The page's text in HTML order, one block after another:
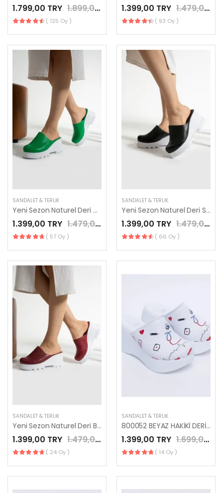
1.799,00 TRY 1.899,00 TRY
( 125 Oy )
1.399,00 TRY 1.479,00 TRY
( 93 Oy )
SANDALET & TERLIK
Yeni Sezon Naturel Deri Yeşil Renk Modern Sabo Terlik
1.399,00 TRY 1.479,00 TRY
( 57 Oy )
SANDALET & TERLIK
Yeni Sezon Naturel Deri Siyah Renk Modern Sabo Terlik
1.399,00 TRY 1.479,00 TRY
( 66 Oy )
SANDALET & TERLIK
Yeni Sezon Naturel Deri Bordo Renk Modern Sabo Terlik
1.399,00 TRY 1.479,00 TRY
( 24 Oy )
SANDALET & TERLIK
800052 BEYAZ HAKİKİ DERİ SAĞLIK ÇALIŞANI MESLEK TERLİK
1.399,00 TRY 1.699,00 TRY
( 14 Oy )